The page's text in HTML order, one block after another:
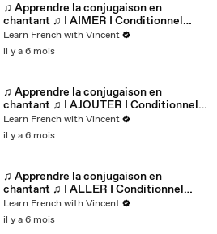
♫ Apprendre la conjugaison en
chantant ♫ I AIMER I Conditionnel
Passé_
Learn French with Vincent
il y a 6 mois
♫ Apprendre la conjugaison en
chantant ♫ I AJOUTER I Conditionnel
Passé_
Learn French with Vincent
il y a 6 mois
♫ Apprendre la conjugaison en
chantant ♫ I ALLER I Conditionnel
Passé_
Learn French with Vincent
il y a 6 mois